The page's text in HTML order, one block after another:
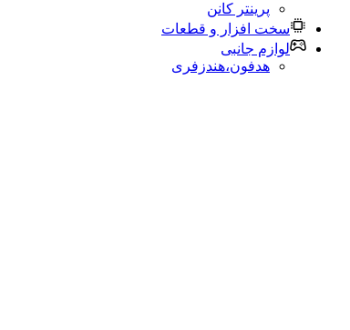
پرینتر کانن
سخت افزار و قطعات
لوازم جانبی
هدفون،هندزفری